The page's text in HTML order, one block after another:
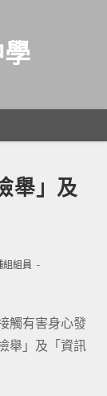
舉」及
組組員
觸有害身心發
舉」及「資訊